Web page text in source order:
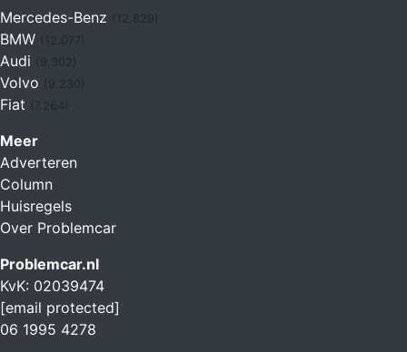
Mercedes-Benz
BMW
Audi
Volvo
Fiat (7.264)
Meer
Adverteren
Column
Huisregels
Over Problemcar
Problemcar.nl
KvK: 02039474
[email protected]
06 1995 4278